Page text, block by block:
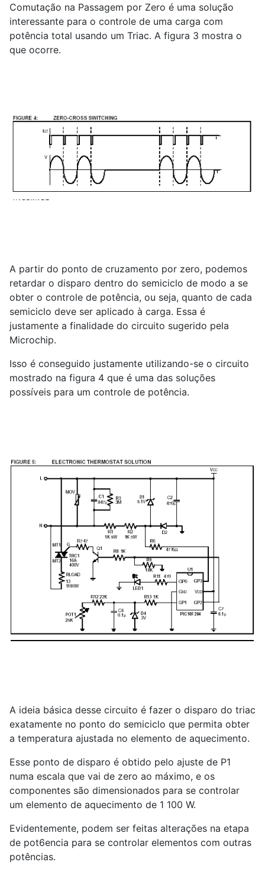
Comutação na Passagem por Zero é uma solução
interessante para o controle de uma carga com
potência total usando um Triac. A figura 3 mostra o
que ocorre.
A partir do ponto de cruzamento por zero, podemos
retardar o disparo dentro do semiciclo de modo a se
obter o controle de potência, ou seja, quanto de cada
semiciclo deve ser aplicado à carga. Essa é
justamente a finalidade do circuito sugerido pela
Microchip.
Isso é conseguido justamente utilizando-se o circuito
mostrado na figura 4 que é uma das soluções
possíveis para um controle de potência.
A ideia básica desse circuito é fazer o disparo do triac
exatamente no ponto do semiciclo que permita obter
a temperatura ajustada no elemento de aquecimento.
Esse ponto de disparo é obtido pelo ajuste de P1
numa escala que vai de zero ao máximo, e os
componentes são dimensionados para se controlar
um elemento de aquecimento de 1 100 W.
Evidentemente, podem ser feitas alterações na etapa
de pot6encia para se controlar elementos com outras
potências.